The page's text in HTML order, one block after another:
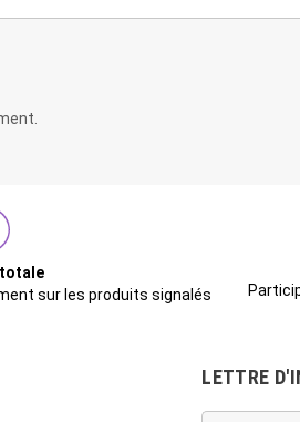
sur les produits signalés
LETTRE